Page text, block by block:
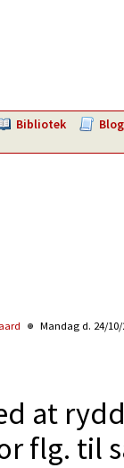
Bibliotek Blog
Mandag d. 24/
at
flg. til